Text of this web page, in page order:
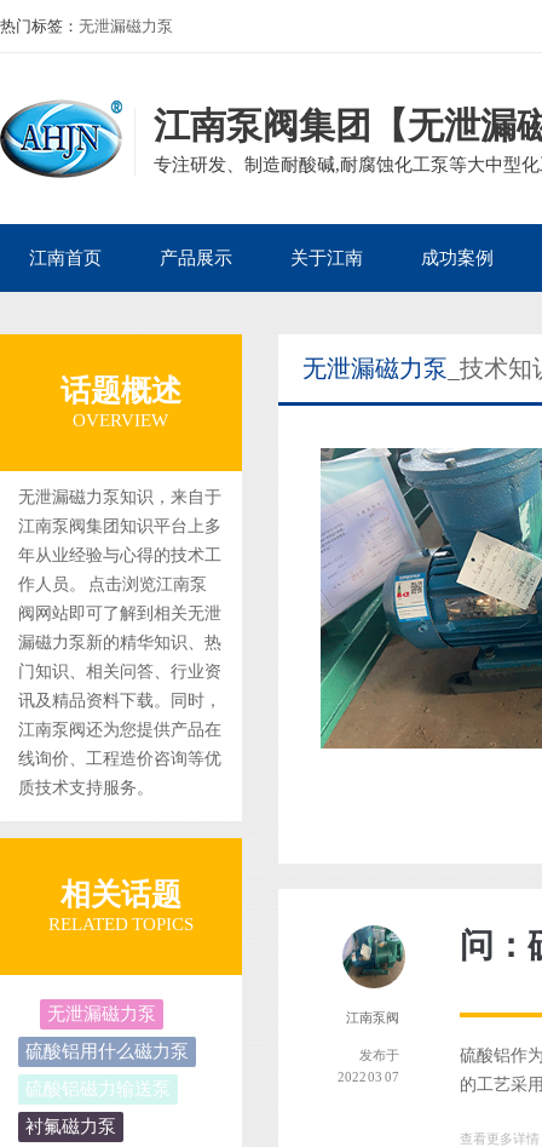
热门标签： 无泄漏磁力泵
江南泵阀集团【无泄漏
专注研发、制造耐酸碱,耐腐蚀化工泵等大中型
江南首页
集团案例
产品展示
自吸泵
管道泵
液下泵
关于江南
董事长寄语
发展历程
组织架构
成功案例
核电热电案例
生物医药案例
造纸印染案例
矿业冶金案例
电镀废水案例
话题概述
OVERVIEW
无泄漏磁力泵知识，来自于
江南泵阀集团知识平台上多
年从业经验与心得的技术工
作人员。 点击浏览江南泵
阀网站即可了解到相关无泄
漏磁力泵新的精华知识、热
门知识、相关问答、行业资
讯及精品资料下载。同时，
江南泵阀还为您提供产品在
线询价、工程造价咨询等优
质技术支持服务。
相关话题
RELATED TOPICS
无泄漏磁力泵
硫酸铝用什么磁力泵
硫酸铝磁力输送泵
衬氟磁力泵
无泄漏磁力泵 _技术
江南泵阀
发布于
2022 03 07
问：
硫酸铝作
的工艺采
查看更多详情